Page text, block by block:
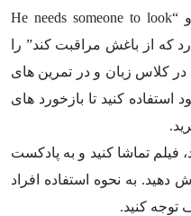
“
He needs someone to look
که از باغش مراقبت کند” را
در کلاس زبان و در تمرین های
استفاده کنید تا بازخورد های
فیلم تماشا کنید و به پادکست
دهید. به نحوه استفاده افراد
توجه کنید.